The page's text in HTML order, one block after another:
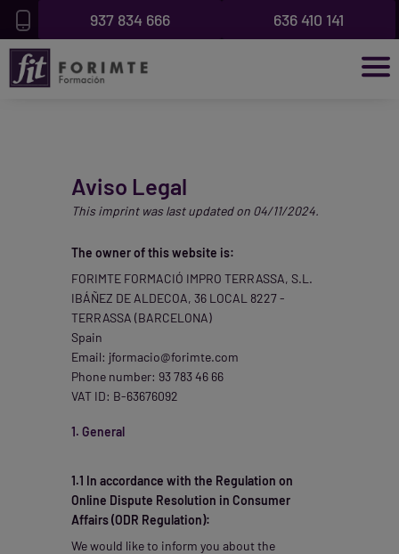
contenido
937 834 666 636 410 141
Aviso Legal
This imprint was last updated on 04/11/2024.
The owner of this website is:
FORIMTE FORMACIÓ IMPRO TERRASSA, S.L.
IBÁÑEZ DE ALDECOA, 36 LOCAL 8227 -
TERRASSA (BARCELONA)
Spain
Email: moc.etmirof@oicamrofj
Phone number: 93 783 46 66
VAT ID: B-63676092
1. General
1.1 In accordance with the Regulation on
Online Dispute Resolution in Consumer
Affairs (ODR Regulation):
We would like to inform you about the